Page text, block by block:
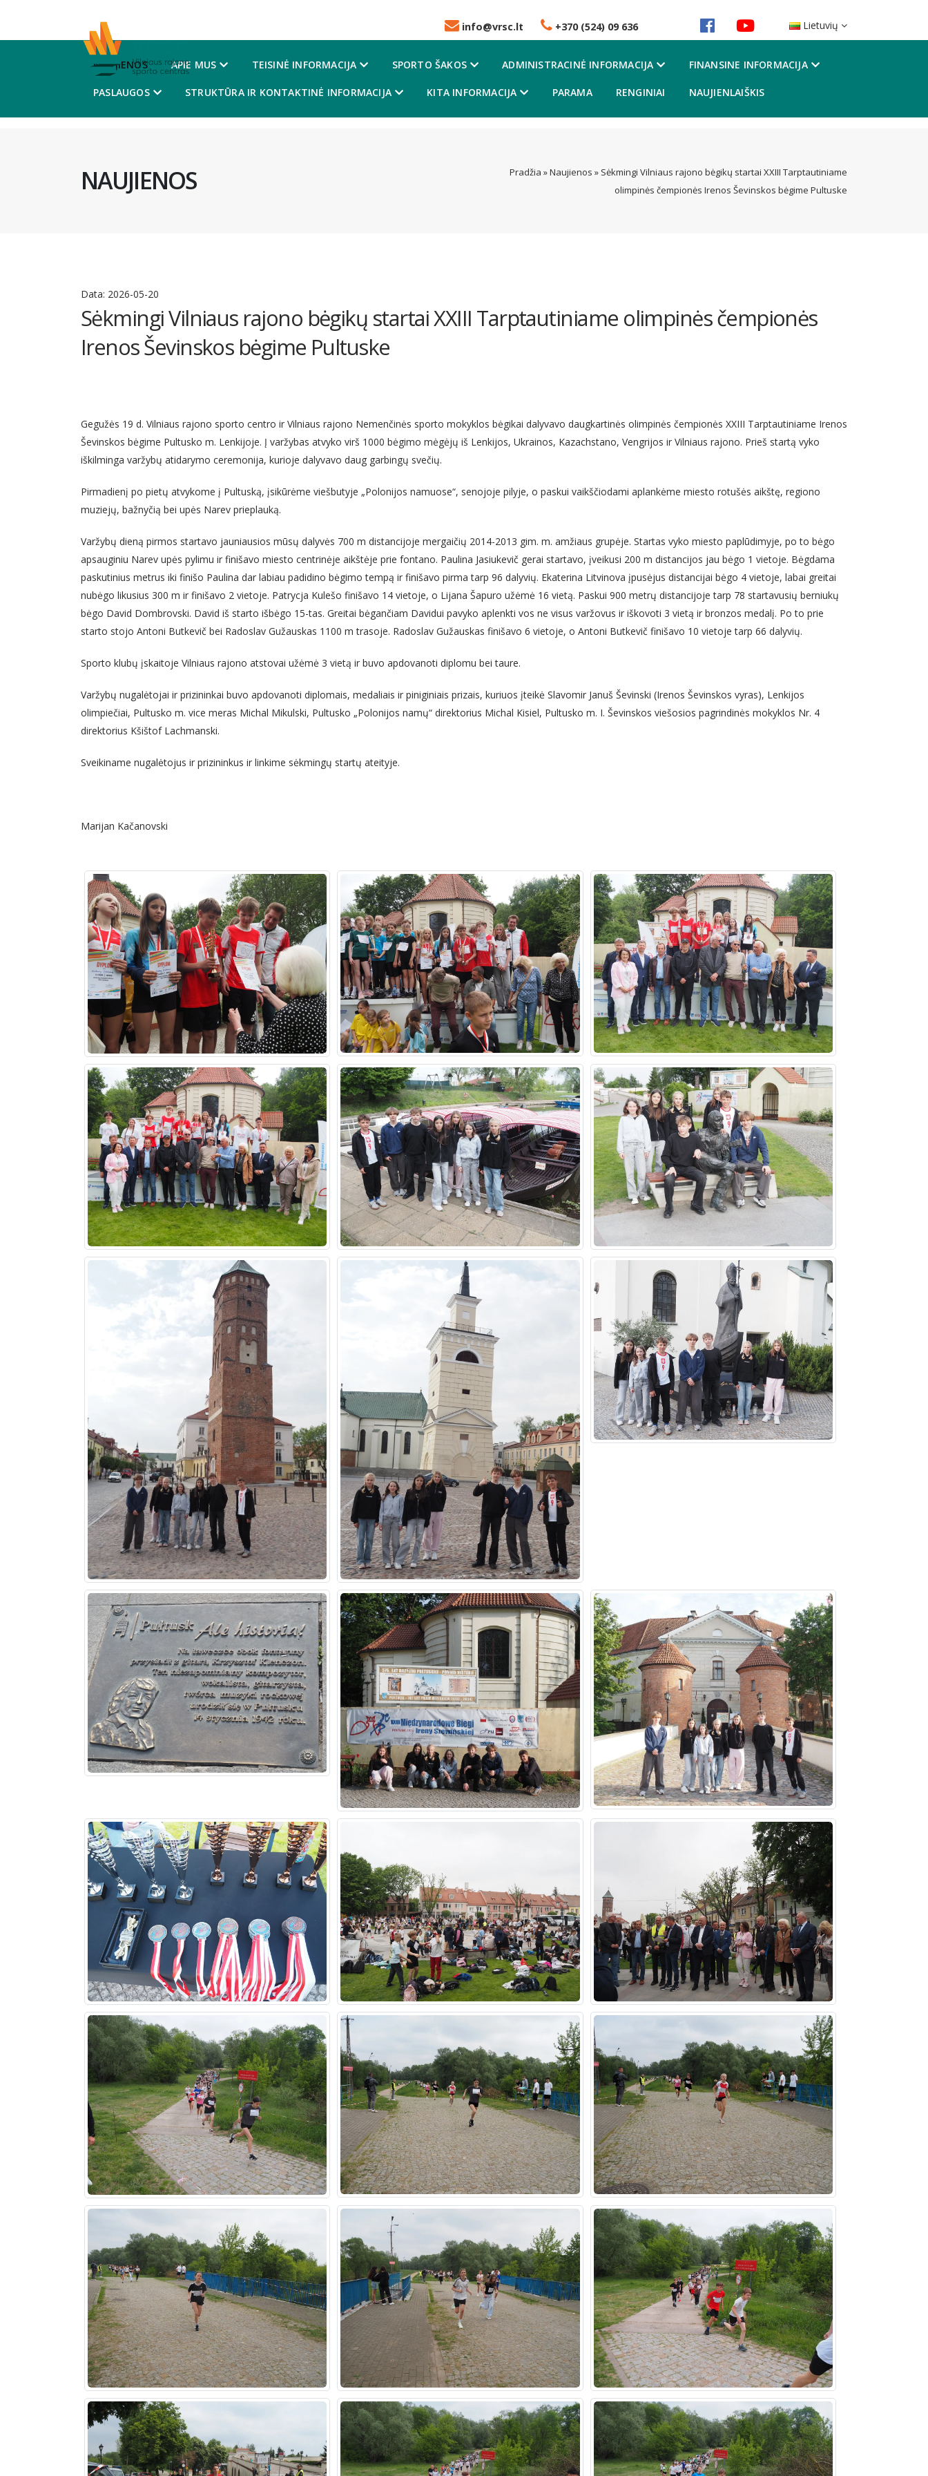
info@vrsc.lt +370 (524) 09 636 Lietuvių
NAUJIENOS APIE MUS TEISINĖ INFORMACIJA SPORTO ŠAKOS ADMINISTRACINĖ INFORMACIJA FINANSINE INFORMACIJA
PASLAUGOS STRUKTŪRA IR KONTAKTINĖ INFORMACIJA KITA INFORMACIJA PARAMA RENGINIAI NAUJIENLAIŠKIS
NAUJIENOS Pradžia »Naujienos » Sėkmingi Vilniaus rajono bėgikų startai XXIII Tarptautiniame
olimpinės čempionės Irenos Ševinskos bėgime Pultuske
Data: 2026-05-20
Sėkmingi Vilniaus rajono bėgikų startai XXIII Tarptautiniame olimpinės čempionės
Irenos Ševinskos bėgime Pultuske
Gegužės 19 d. Vilniaus rajono sporto centro ir Vilniaus rajono Nemenčinės sporto mokyklos bėgikai dalyvavo daugkartinės olimpinės čempionės XXIII Tarptautiniame Irenos
Ševinskos bėgime Pultusko m. Lenkijoje. Į varžybas atvyko virš 1000 bėgimo mėgėjų iš Lenkijos, Ukrainos, Kazachstano, Vengrijos ir Vilniaus rajono. Prieš startą vyko
iškilminga varžybų atidarymo ceremonija, kurioje dalyvavo daug garbingų svečių.
Pirmadienį po pietų atvykome į Pultuską, įsikūrėme viešbutyje „Polonijos namuose“, senojoje pilyje, o paskui vaikščiodami aplankėme miesto rotušės aikštę, regiono
muziejų, bažnyčią bei upės Narev prieplauką.
Varžybų dieną pirmos startavo jauniausios mūsų dalyvės 700 m distancijoje mergaičių 2014-2013 gim. m. amžiaus grupėje. Startas vyko miesto paplūdimyje, po to bėgo
apsauginiu Narev upės pylimu ir finišavo miesto centrinėje aikštėje prie fontano. Paulina Jasiukevič gerai startavo, įveikusi 200 m distancijos jau bėgo 1 vietoje. Bėgdama
paskutinius metrus iki finišo Paulina dar labiau padidino bėgimo tempą ir finišavo pirma tarp 96 dalyvių. Ekaterina Litvinova įpusėjus distancijai bėgo 4 vietoje, labai greitai
nubėgo likusius 300 m ir finišavo 2 vietoje. Patrycja Kulešo finišavo 14 vietoje, o Lijana Šapuro užėmė 16 vietą. Paskui 900 metrų distancijoje tarp 78 startavusių berniukų
bėgo David Dombrovski. David iš starto išbėgo 15-tas. Greitai bėgančiam Davidui pavyko aplenkti vos ne visus varžovus ir iškovoti 3 vietą ir bronzos medalį. Po to prie
starto stojo Antoni Butkevič bei Radoslav Gužauskas 1100 m trasoje. Radoslav Gužauskas finišavo 6 vietoje, o Antoni Butkevič finišavo 10 vietoje tarp 66 dalyvių.
Sporto klubų įskaitoje Vilniaus rajono atstovai užėmė 3 vietą ir buvo apdovanoti diplomu bei taure.
Varžybų nugalėtojai ir prizininkai buvo apdovanoti diplomais, medaliais ir piniginiais prizais, kuriuos įteikė Slavomir Januš Ševinski (Irenos Ševinskos vyras), Lenkijos
olimpiečiai, Pultusko m. vice meras Michal Mikulski, Pultusko „Polonijos namų“ direktorius Michal Kisiel, Pultusko m. I. Ševinskos viešosios pagrindinės mokyklos Nr. 4
direktorius Kšištof Lachmanski.
Sveikiname nugalėtojus ir prizininkus ir linkime sėkmingų startų ateityje.
Marijan Kačanovski